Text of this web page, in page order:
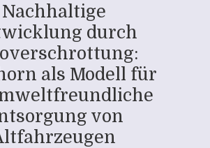
Nachhaltige
durch
als Modell für
von